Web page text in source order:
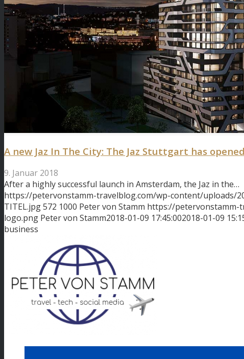
A new Jaz In The City: The Jaz Stuttgart has
9. Januar 2018
After a highly successful launch in Amsterdam, the Jaz in the…
https://petervonstamm-travelblog.com/wp-content/uploads/
TITEL.jpg572 1000 Peter von Stamm https://petervonstamm-
logo.png Peter von Stamm2018-01-09 17:45:002018-01-09
business